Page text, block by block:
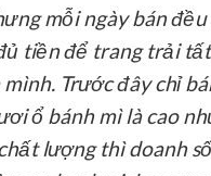
mỗi ngày bán
tiền để trang trải
mình. Trước đây chỉ
ổ bánh mì là cao
lượng thì doanh